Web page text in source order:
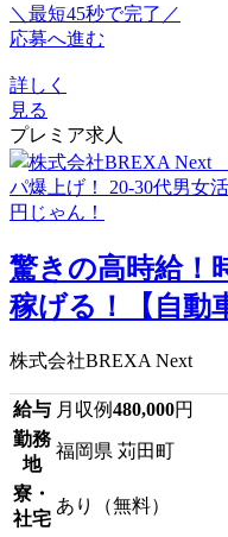
＼最短45秒で完了／
応募へ進む
詳しく
見る
プレミア求人
驚きの高時給！
稼げる！【自動
株式会社BREXA Next
給与 月収例480,000円
勤務
地
福岡県 苅田町
寮・
社宅
あり（無料）